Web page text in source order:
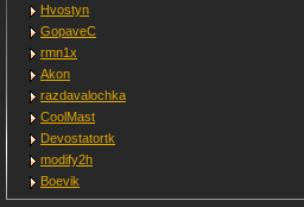
Hvostyn
GopaveC
rmn1x
Akon
razdavalochka
CoolMast
Devostatortk
modify2h
Boevik